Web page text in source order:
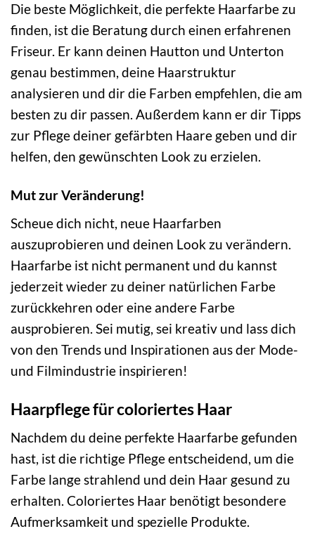
Die beste Möglichkeit, die perfekte Haarfarbe zu
finden, ist die Beratung durch einen erfahrenen
Friseur. Er kann deinen Hautton und Unterton
genau bestimmen, deine Haarstruktur
analysieren und dir die Farben empfehlen, die am
besten zu dir passen. Außerdem kann er dir Tipps
zur Pflege deiner gefärbten Haare geben und dir
helfen, den gewünschten Look zu erzielen.
Mut zur Veränderung!
Scheue dich nicht, neue Haarfarben
auszuprobieren und deinen Look zu verändern.
Haarfarbe ist nicht permanent und du kannst
jederzeit wieder zu deiner natürlichen Farbe
zurückkehren oder eine andere Farbe
ausprobieren. Sei mutig, sei kreativ und lass dich
von den Trends und Inspirationen aus der Mode-
und Filmindustrie inspirieren!
Haarpflege für coloriertes Haar
Nachdem du deine perfekte Haarfarbe gefunden
hast, ist die richtige Pflege entscheidend, um die
Farbe lange strahlend und dein Haar gesund zu
erhalten. Coloriertes Haar benötigt besondere
Aufmerksamkeit und spezielle Produkte.